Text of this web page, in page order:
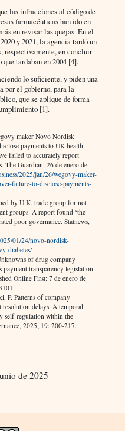
las infracciones al código de
farmacéuticas han ido en
en revisar las quejas. En el
y 2021, la agencia tardó un
respectivamente, en concluir
tardaban en 2004 [4].
lo suficiente, y piden una
por el gobierno, para la
que se aplique de forma
[1].
maker Novo Nordisk
payments to UK health
failed to accurately report
The Guardian, 26 de enero de
2025/jan/26/wegovy-maker-
failure-to-disclose-payments-
by U.K. trade group for not
groups. A report found ‘the
poor governance. Statnews,
01/24/novo-nordisk-
diabetes/
of drug company
transparency legislation.
Online First: 7 de enero de
P. Patterns of company
delays: A temporal
self-regulation within the
2025; 19: 200-217.
de 2025